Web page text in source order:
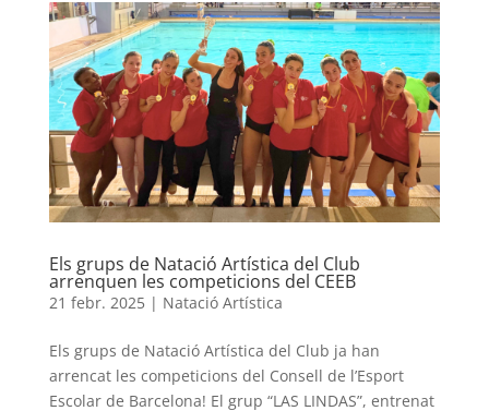
Els grups de Natació Artística del Club
arrenquen les competicions del CEEB
21 febr. 2025| Natació Artística
Els grups de Natació Artística del Club ja han
arrencat les competicions del Consell de l’Esport
Escolar de Barcelona! El grup “LAS LINDAS”, entrenat